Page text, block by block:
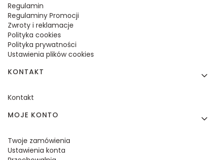
Regulamin
Regulaminy Promocji
Zwroty i reklamacje
Polityka cookies
Polityka prywatności
Ustawienia plików cookies
KONTAKT
Kontakt
MOJE KONTO
Twoje zamówienia
Ustawienia konta